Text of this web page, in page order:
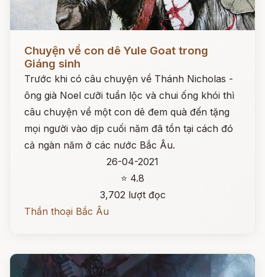
Chuyện về con dê Yule Goat trong
Giáng sinh
Trước khi có câu chuyện về Thánh Nicholas -
ông già Noel cưỡi tuần lộc và chui ống khói thì
câu chuyện về một con dê đem quà đến tặng
mọi người vào dịp cuối năm đã tồn tại cách đó
cả ngàn năm ở các nước Bắc Âu.
26-04-2021
⭐ 4.8
3,702 lượt đọc
Thần thoại Bắc Âu